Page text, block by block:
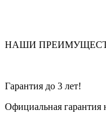
НАШИ
Гарантия до 3 лет!
Официальная гарантия